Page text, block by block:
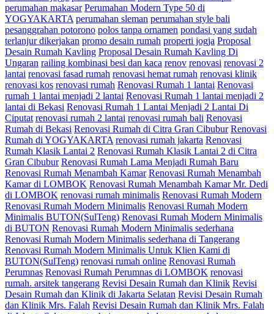
perumahan makasar Perumahan Modern Type 50 di
YOGYAKARTA perumahan sleman perumahan style bali
pesanggrahan potorono polos tanpa ornamen pondasi yang sudah
terlanjur dikerjakan promo desain rumah properti jogja Proposal
Desain Rumah Kavling Proposal Desain Rumah Kavling Di
Ungaran railing kombinasi besi dan kaca renov renovasi renovasi 2
lantai renovasi fasad rumah renovasi hemat rumah renovasi klinik
renovasi kos renovasi rumah Renovasi Rumah 1 lantai Renovasi
rumah 1 lantai menjadi 2 lantai Renovasi Rumah 1 lantai menjadi 2
lantai di Bekasi Renovasi Rumah 1 Lantai Menjadi 2 Lantai Di
Ciputat renovasi rumah 2 lantai renovasi rumah bali Renovasi
Rumah di Bekasi Renovasi Rumah di Citra Gran Cibubur Renovasi
Rumah di YOGYAKARTA renovasi rumah jakarta Renovasi
Rumah Klasik Lantai 2 Renovasi Rumah Klasik Lantai 2 di Citra
Gran Cibubur Renovasi Rumah Lama Menjadi Rumah Baru
Renovasi Rumah Menambah Kamar Renovasi Rumah Menambah
Kamar di LOMBOK Renovasi Rumah Menambah Kamar Mr. Dedi
di LOMBOK renovasi rumah minimalis Renovasi Rumah Modern
Renovasi Rumah Modern Minimalis Renovasi Rumah Modern
Minimalis BUTON(SulTeng) Renovasi Rumah Modern Minimalis
di BUTON Renovasi Rumah Modern Minimalis sederhana
Renovasi Rumah Modern Minimalis sederhana di Tangerang
Renovasi Rumah Modern Minimalis Untuk Klien Kami di
BUTON(SulTeng) renovasi rumah online Renovasi Rumah
Perumnas Renovasi Rumah Perumnas di LOMBOK renovasi
rumah. arsitek tangerang Revisi Desain Rumah dan Klinik Revisi
Desain Rumah dan Klinik di Jakarta Selatan Revisi Desain Rumah
dan Klinik Mrs. Falah Revisi Desain Rumah dan Klinik Mrs. Falah